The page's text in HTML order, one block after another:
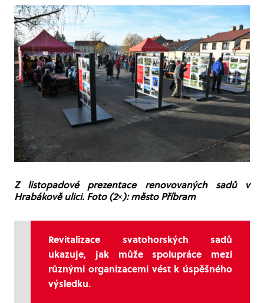
Z listopadové prezentace renovovaných sadů v
Hrabákově ulici. Foto (2×): město Příbram
Revitalizace svatohorských sadů
ukazuje, jak může spolupráce mezi
různými organizacemi vést k úspěšného
výsledku.